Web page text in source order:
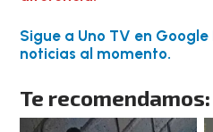
Sigue a Uno TV en
noticias al momento.
Te recomendamos: